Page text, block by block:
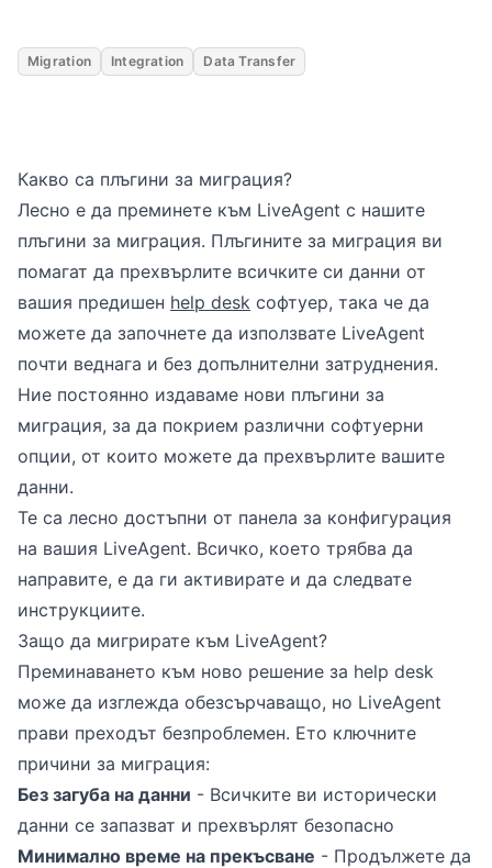
Migration Integration Data Transfer
Какво са плъгини за миграция?
Лесно е да преминете към LiveAgent с нашите
плъгини за миграция. Плъгините за миграция ви
помагат да прехвърлите всичките си данни от
вашия предишен help desk софтуер, така че да
можете да започнете да използвате LiveAgent
почти веднага и без допълнителни затруднения.
Ние постоянно издаваме нови плъгини за
миграция, за да покрием различни софтуерни
опции, от които можете да прехвърлите вашите
данни.
Те са лесно достъпни от панела за конфигурация
на вашия LiveAgent. Всичко, което трябва да
направите, е да ги активирате и да следвате
инструкциите.
Защо да мигрирате към LiveAgent?
Преминаването към ново решение за help desk
може да изглежда обезсърчаващо, но LiveAgent
прави преходът безпроблемен. Ето ключните
причини за миграция:
Без загуба на данни - Всичките ви исторически
данни се запазват и прехвърлят безопасно
Минимално време на прекъсване - Продължете да